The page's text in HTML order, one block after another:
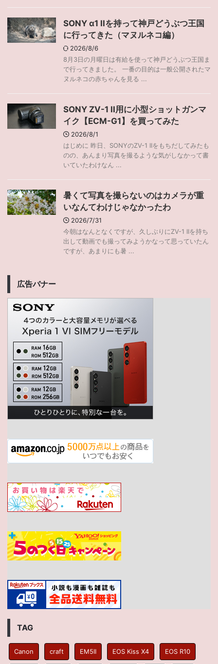
SONY α1 IIを持って神戸どうぶつ王国
に行ってきた（マヌルネコ編）
2026/8/6
8月3日の月曜日は有給を使って神戸どうぶつ王国ま
で行ってきました。 一番の目的は一般公開されたマ
ヌルネコの赤ちゃんを見る ...
SONY ZV-1 II用に小型ショットガンマ
イク【ECM-G1】を買ってみた
2026/8/1
はじめに 昨日、SONYのZV-1 IIをもちだしてみたも
のの、あんまり写真を撮るような気がしなかって書
いていたわけなん ...
暑くて写真を撮らないのはカメラが重
いなんてわけじゃなかったわ
2026/7/31
今朝はなんとなくですが、久しぶりにZV-1 IIを持ち
出して動画でも撮ってみようかなって思っていたん
ですが、あまりにも暑 ...
広告バナー
TAG
Canon craft EM5II EOS Kiss X4 EOS R10